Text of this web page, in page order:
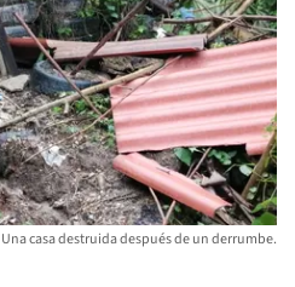
Una casa destruida después de un derrumbe.